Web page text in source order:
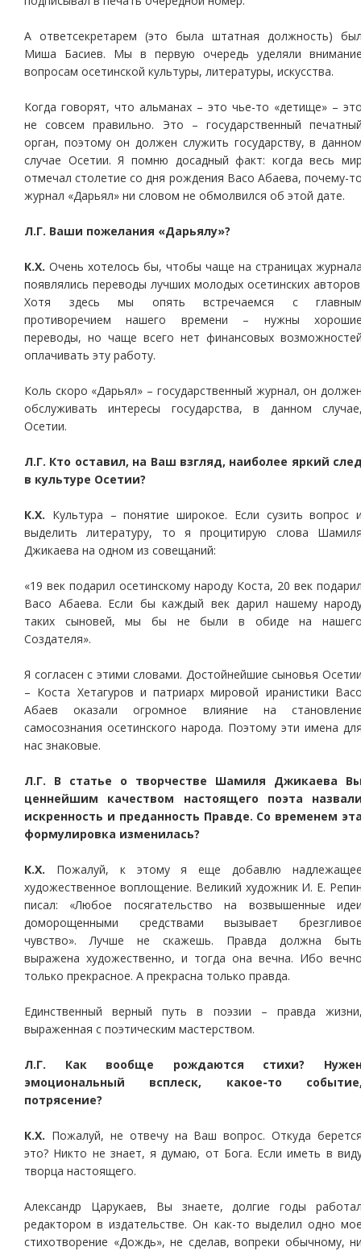
А ответсекретарем (это была штатная должность)
Миша Басиев. Мы в первую очередь уделяли
вопросам осетинской культуры, литературы, искусства.
Когда говорят, что альманах – это чье-то «детище» –
не совсем правильно. Это – государственный
орган, поэтому он должен служить государству, в
случае Осетии. Я помню досадный факт: когда весь
отмечал столетие со дня рождения Васо Абаева, почему-
журнал «Дарьял» ни словом не обмолвился об этой дате.
Л.Г. Ваши пожелания «Дарьялу»?
К.Х. Очень хотелось бы, чтобы чаще на страницах
появлялись переводы лучших молодых осетинских
Хотя здесь мы опять встречаемся с
противоречием нашего времени – нужны
переводы, но чаще всего нет финансовых
оплачивать эту работу.
Коль скоро «Дарьял» – государственный журнал, он
обслуживать интересы государства, в данном
Осетии.
Л.Г. Кто оставил, на Ваш взгляд, наиболее яркий
в культуре Осетии?
К.Х. Культура – понятие широкое. Если сузить вопрос
выделить литературу, то я процитирую слова
Джикаева на одном из совещаний:
«19 век подарил осетинскому народу Коста, 20 век
Васо Абаева. Если бы каждый век дарил нашему
таких сыновей, мы бы не были в обиде на
Создателя».
Я согласен с этими словами. Достойнейшие сыновья
– Коста Хетагуров и патриарх мировой иранистики
Абаев оказали огромное влияние на
самосознания осетинского народа. Поэтому эти имена
нас знаковые.
Л.Г. В статье о творчестве Шамиля Джикаева
ценнейшим качеством настоящего поэта
искренность и преданность Правде. Со временем
формулировка изменилась?
К.Х. Пожалуй, к этому я еще добавлю
художественное воплощение. Великий художник И. Е.
писал: «Любое посягательство на возвышенные
доморощенными средствами вызывает
чувство». Лучше не скажешь. Правда должна
выражена художественно, и тогда она вечна. Ибо
только прекрасное. А прекрасна только правда.
Единственный верный путь в поэзии – правда
выраженная с поэтическим мастерством.
Л.Г. Как вообще рождаются стихи?
эмоциональный всплеск, какое-то
потрясение?
К.Х. Пожалуй, не отвечу на Ваш вопрос. Откуда
это? Никто не знает, я думаю, от Бога. Если иметь в
творца настоящего.
Александр Царукаев, Вы знаете, долгие годы
редактором в издательстве. Он как-то выделил одно
стихотворение «Дождь», не сделав, вопреки обычному,